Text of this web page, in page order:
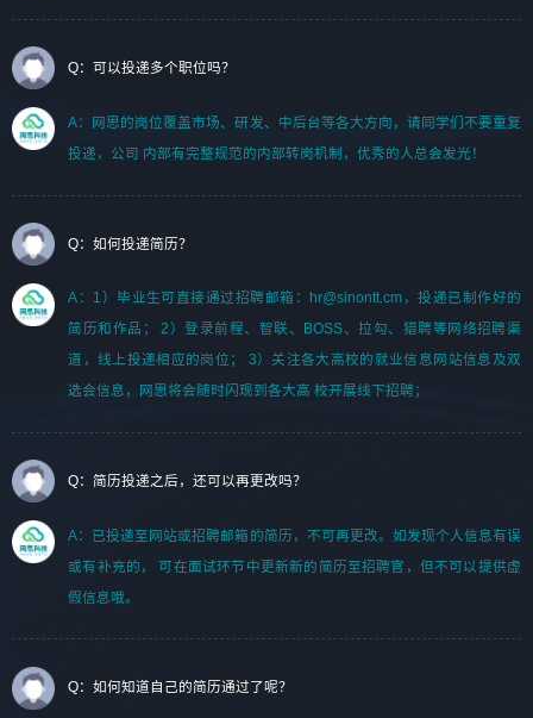
Q：可以投递多个职位吗？
A：网思的岗位覆盖市场、研发、中后台等各大方向，请同学们不要重复
投递，公司 内部有完整规范的内部转岗机制，优秀的人总会发光！
Q：如何投递简历？
A：1）毕业生可直接通过招聘邮箱：hr@sinontt.cm，投递已制作好的
简历和作品； 2）登录前程、智联、BOSS、拉勾、猎聘等网络招聘渠
道，线上投递相应的岗位； 3）关注各大高校的就业信息网站信息及双
选会信息，网思将会随时闪现到各大高 校开展线下招聘；
Q：简历投递之后，还可以再更改吗？
A：已投递至网站或招聘邮箱的简历，不可再更改。如发现个人信息有误
或有补充的， 可在面试环节中更新新的简历至招聘官，但不可以提供虚
假信息哦。
Q：如何知道自己的简历通过了呢？